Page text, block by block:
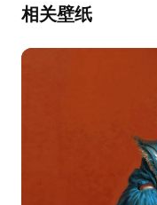
相关壁纸